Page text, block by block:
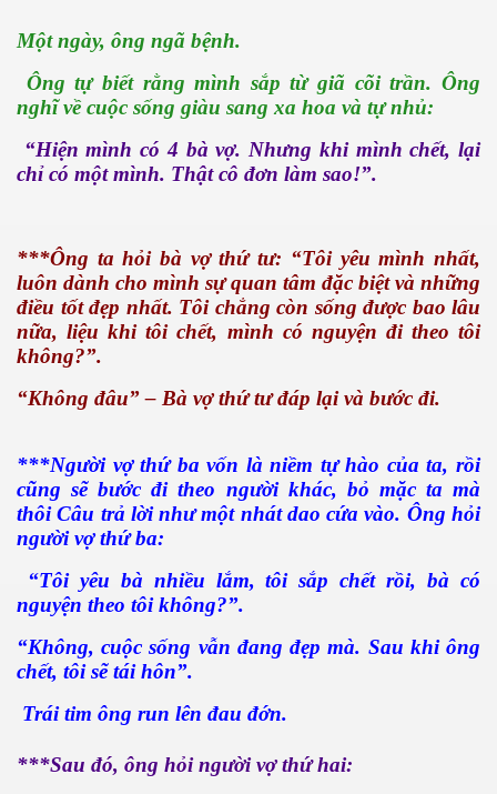
Một ngày, ông ngã bệnh.
Ông tự biết rằng mình sắp từ giã cõi trần. Ông
nghĩ về cuộc sống giàu sang xa hoa và tự nhủ:
“Hiện mình có 4 bà vợ. Nhưng khi mình chết, lại
chỉ có một mình. Thật cô đơn làm sao!”.
***Ông ta hỏi bà vợ thứ tư: “Tôi yêu mình nhất,
luôn dành cho mình sự quan tâm đặc biệt và những
điều tốt đẹp nhất. Tôi chẳng còn sống được bao lâu
nữa, liệu khi tôi chết, mình có nguyện đi theo tôi
không?”.
“Không đâu” – Bà vợ thứ tư đáp lại và bước đi.
***Người vợ thứ ba vốn là niềm tự hào của ta, rồi
cũng sẽ bước đi theo người khác, bỏ mặc ta mà
thôi Câu trả lời như một nhát dao cứa vào. Ông hỏi
người vợ thứ ba:
“Tôi yêu bà nhiều lắm, tôi sắp chết rồi, bà có
nguyện theo tôi không?”.
“Không, cuộc sống vẫn đang đẹp mà. Sau khi ông
chết, tôi sẽ tái hôn”.
Trái tim ông run lên đau đớn.
***Sau đó, ông hỏi người vợ thứ hai:
đi xa